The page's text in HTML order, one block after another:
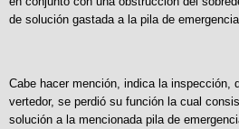
de solución gastada a la pila de emergencia.
Cabe hacer mención, indica la inspección,
vertedor, se perdió su función la cual
solución a la mencionada pila de